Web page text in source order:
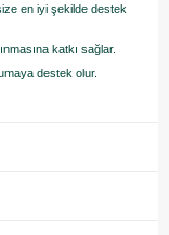
en iyi şekilde destek
katkı sağlar.
destek olur.